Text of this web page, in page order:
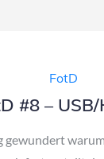
FotD
#8 –
gewundert